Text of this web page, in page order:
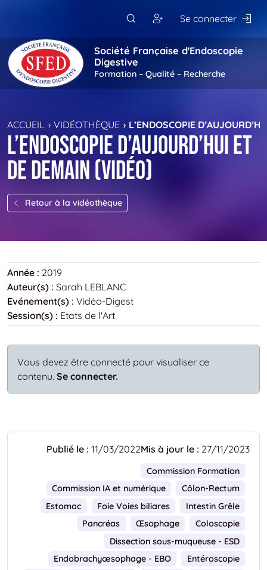
Se connecter
Société Française d'Endoscopie
Digestive
Formation – Qualité – Recherche
ACCUEIL VIDÉOTHÈQUE L’ENDOSCOPIE
L’endoscopie d’aujourd’hui et
de demain (vidéo)
Retour à la vidéothèque
Année : 2019
Auteur(s) : Sarah LEBLANC
Evénement(s) : Vidéo-Digest
Session(s) : Etats de l'Art
Vous devez être connecté pour visualiser ce
contenu. Se connecter.
Publié le : 11/03/2022Mis à jour le : 27/11/2023
Commission Formation
Commission IA et numérique
Côlon-Rectum
Estomac
Foie Voies biliares
Intestin Grêle
Pancréas
Œsophage
Coloscopie
Dissection sous-muqueuse - ESD
Endobrachyœsophage - EBO
Entéroscopie